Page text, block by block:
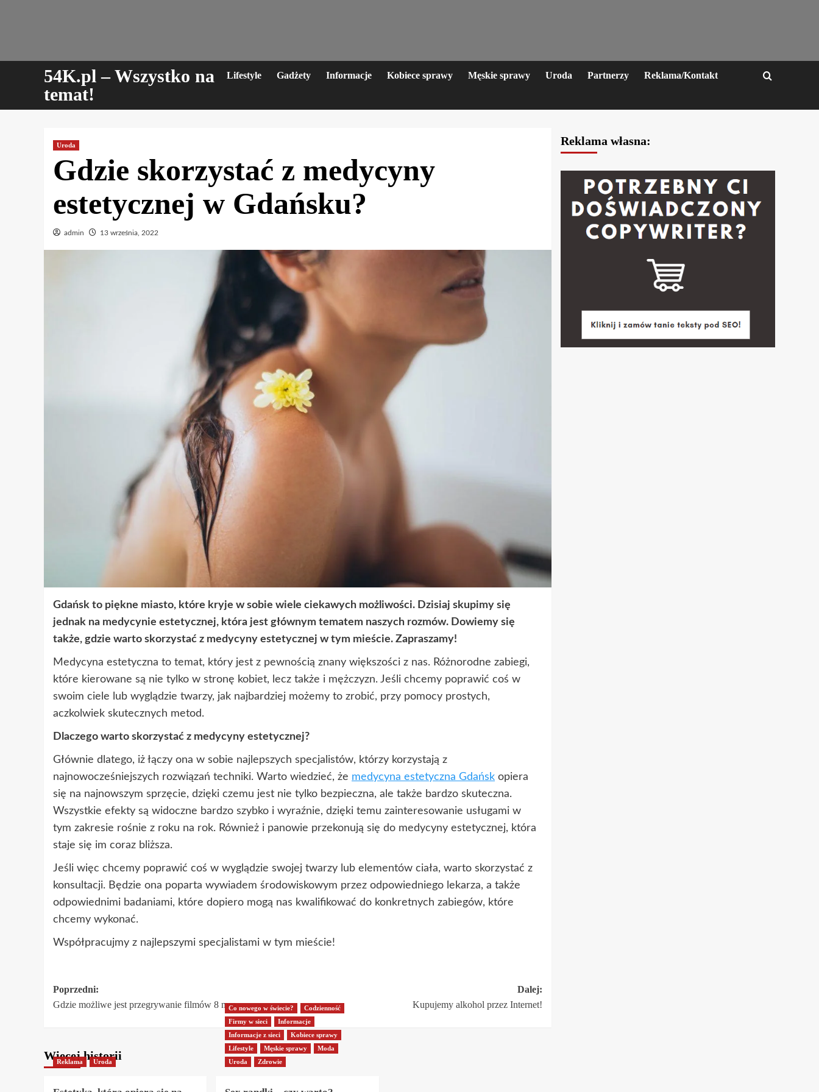
54K.pl – Wszystko na
temat!
Lifestyle Gadżety Informacje Kobiece sprawy Męskie sprawy Uroda Partnerzy Reklama/Kontakt
Uroda
Gdzie skorzystać z medycyny
estetycznej w Gdańsku?
admin 13 września, 2022
Gdańsk to piękne miasto, które kryje w sobie wiele ciekawych możliwości. Dzisiaj skupimy się
jednak na medycynie estetycznej, która jest głównym tematem naszych rozmów. Dowiemy się
także, gdzie warto skorzystać z medycyny estetycznej w tym mieście. Zapraszamy!
Medycyna estetyczna to temat, który jest z pewnością znany większości z nas. Różnorodne zabiegi,
które kierowane są nie tylko w stronę kobiet, lecz także i mężczyzn. Jeśli chcemy poprawić coś w
swoim ciele lub wyglądzie twarzy, jak najbardziej możemy to zrobić, przy pomocy prostych,
aczkolwiek skutecznych metod.
Dlaczego warto skorzystać z medycyny estetycznej?
Głównie dlatego, iż łączy ona w sobie najlepszych specjalistów, którzy korzystają z
najnowocześniejszych rozwiązań techniki. Warto wiedzieć, że medycyna estetyczna Gdańsk opiera
się na najnowszym sprzęcie, dzięki czemu jest nie tylko bezpieczna, ale także bardzo skuteczna.
Wszystkie efekty są widoczne bardzo szybko i wyraźnie, dzięki temu zainteresowanie usługami w
tym zakresie rośnie z roku na rok. Również i panowie przekonują się do medycyny estetycznej, która
staje się im coraz bliższa.
Jeśli więc chcemy poprawić coś w wyglądzie swojej twarzy lub elementów ciała, warto skorzystać z
konsultacji. Będzie ona poparta wywiadem środowiskowym przez odpowiedniego lekarza, a także
odpowiednimi badaniami, które dopiero mogą nas kwalifikować do konkretnych zabiegów, które
chcemy wykonać.
Współpracujmy z najlepszymi specjalistami w tym mieście!
Zobacz
wpisy
Poprzedni:
Gdzie możliwe jest przegrywanie filmów 8 mm
Dalej:
Kupujemy alkohol przez Internet!
Więcej historii
Reklama Uroda
Co nowego w świecie?
Codzienność
Firmy w sieci
Informacje
Informacje z sieci
Kobiece sprawy
Lifestyle
Męskie sprawy
Moda
Uroda
Zdrowie
Reklama własna: